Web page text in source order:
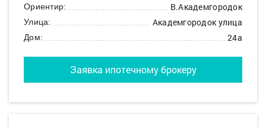
Ориентир: В.Академгородок
Улица: Академгородок улица
Дом: 24а
Заявка ипотечному брокеру